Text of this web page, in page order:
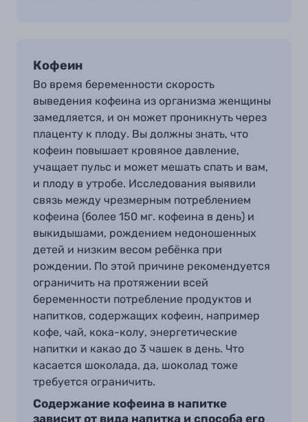
Кофеин
Во время беременности скорость
выведения кофеина из организма женщины
замедляется, и он может проникнуть через
плаценту к плоду. Вы должны знать, что
кофеин повышает кровяное давление,
учащает пульс и может мешать спать и вам,
и плоду в утробе. Исследования выявили
связь между чрезмерным потреблением
кофеина (более 150 мг. кофеина в день) и
выкидышами, рождением недоношенных
детей и низким весом ребёнка при
рождении. По этой причине рекомендуется
ограничить на протяжении всей
беременности потребление продуктов и
напитков, содержащих кофеин, например
кофе, чай, кока-колу, энергетические
напитки и какао до 3 чашек в день. Что
касается шоколада, да, шоколад тоже
требуется ограничить.
Содержание кофеина в напитке
зависит от вида напитка и способа его